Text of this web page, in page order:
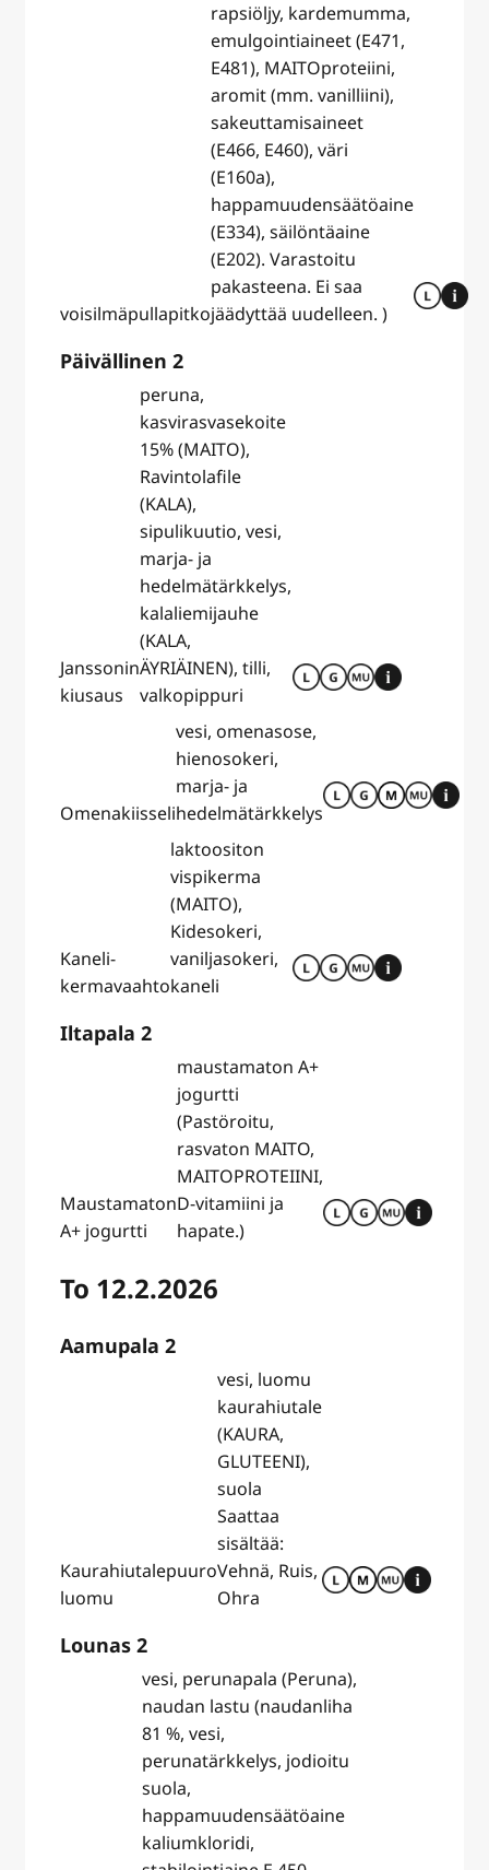
voisilmäpullapitko
rapsiöljy, kardemumma,
emulgointiaineet (E471,
E481), MAITOproteiini,
aromit (mm. vanilliini),
sakeuttamisaineet
(E466, E460), väri
(E160a),
happamuudensäätöaine
(E334), säilöntäaine
(E202). Varastoitu
pakasteena. Ei saa
jäädyttää uudelleen. )
Päivällinen 2
Janssonin
kiusaus
peruna,
kasvirasvasekoite
15% (MAITO),
Ravintolafile
(KALA),
sipulikuutio, vesi,
marja- ja
hedelmätärkkelys,
kalaliemijauhe
(KALA,
ÄYRIÄINEN), tilli,
valkopippuri
Omenakiisseli
vesi, omenasose,
hienosokeri,
marja- ja
hedelmätärkkelys
Kaneli-
kermavaahto
laktoositon
vispikerma
(MAITO),
Kidesokeri,
vaniljasokeri,
kaneli
Iltapala 2
Maustamaton
A+ jogurtti
maustamaton A+
jogurtti
(Pastöroitu,
rasvaton MAITO,
MAITOPROTEIINI,
D-vitamiini ja
hapate.)
To 12.2.2026
Aamupala 2
Kaurahiutalepuuro
luomu
vesi, luomu
kaurahiutale
(KAURA,
GLUTEENI),
suola
Saattaa
sisältää:
Vehnä, Ruis,
Ohra
Lounas 2
vesi, perunapala (Peruna),
naudan lastu (naudanliha
81 %, vesi,
perunatärkkelys, jodioitu
suola,
happamuudensäätöaine
kaliumkloridi,